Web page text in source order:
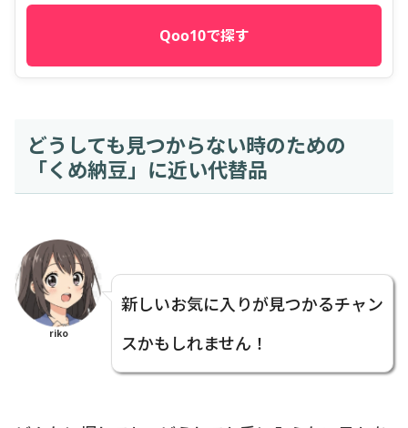
Qoo10で探す
どうしても見つからない時のための
「くめ納豆」に近い代替品
riko
新しいお気に入りが見つかるチャン
スかもしれません！